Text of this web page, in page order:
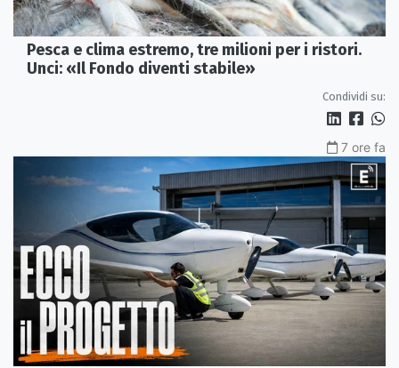
Pesca e clima estremo, tre milioni per i ristori.
Unci: «Il Fondo diventi stabile»
Condividi su:
7 ore fa